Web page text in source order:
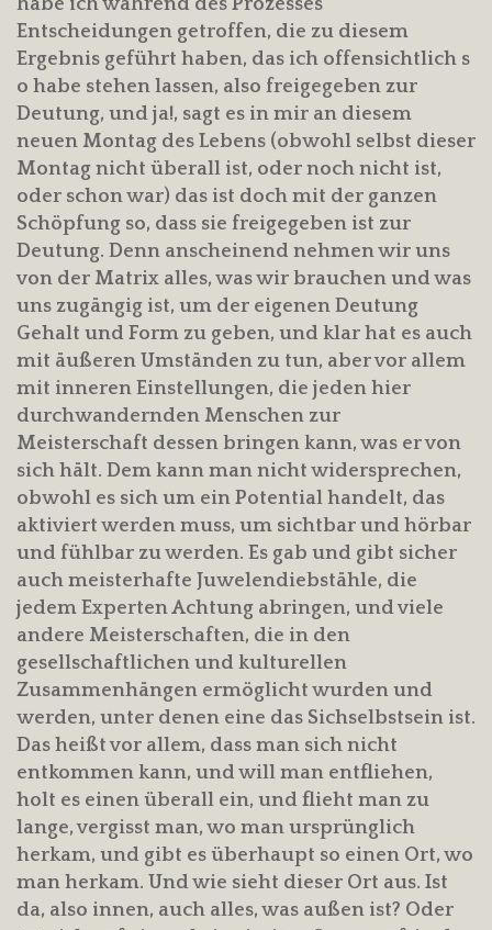
habe ich während des Prozesses
Entscheidungen getroffen, die zu diesem
Ergebnis geführt haben, das ich offensichtlich s
o habe stehen lassen, also freigegeben zur
Deutung, und ja!, sagt es in mir an diesem
neuen Montag des Lebens (obwohl selbst dieser
Montag nicht überall ist, oder noch nicht ist,
oder schon war) das ist doch mit der ganzen
Schöpfung so, dass sie freigegeben ist zur
Deutung. Denn anscheinend nehmen wir uns
von der Matrix alles, was wir brauchen und was
uns zugängig ist, um der eigenen Deutung
Gehalt und Form zu geben, und klar hat es auch
mit äußeren Umständen zu tun, aber vor allem
mit inneren Einstellungen, die jeden hier
durchwandernden Menschen zur
Meisterschaft dessen bringen kann, was er von
sich hält. Dem kann man nicht widersprechen,
obwohl es sich um ein Potential handelt, das
aktiviert werden muss, um sichtbar und hörbar
und fühlbar zu werden. Es gab und gibt sicher
auch meisterhafte Juwelendiebstähle, die
jedem Experten Achtung abringen, und viele
andere Meisterschaften, die in den
gesellschaftlichen und kulturellen
Zusammenhängen ermöglicht wurden und
werden, unter denen eine das Sichselbstsein ist.
Das heißt vor allem, dass man sich nicht
entkommen kann, und will man entfliehen,
holt es einen überall ein, und flieht man zu
lange, vergisst man, wo man ursprünglich
herkam, und gibt es überhaupt so einen Ort, wo
man herkam. Und wie sieht dieser Ort aus. Ist
da, also innen, auch alles, was außen ist? Oder